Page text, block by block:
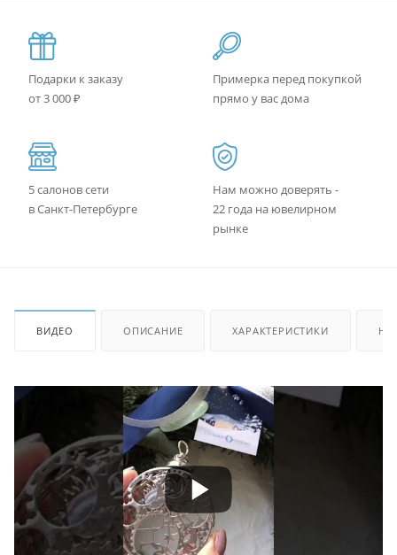
Подарки к заказу
от 3 000 ₽
Примерка перед покупкой
прямо у вас дома
5 салонов сети
в Санкт-Петербурге
Нам можно доверять -
22 года на ювелирном
рынке
ВИДЕО ОПИСАНИЕ ХАРАКТЕРИСТИКИ